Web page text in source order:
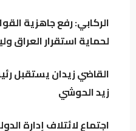
باحث سياسي:
بل يصنعها
الركابي: رفع جاهزية
لحماية استقرار
القاضي زيدان يستقبل
زيد الحوشي
اجتماع لائتلاف إدارة